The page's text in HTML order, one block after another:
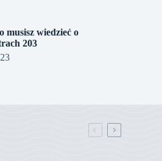
musisz wiedzieć o
203